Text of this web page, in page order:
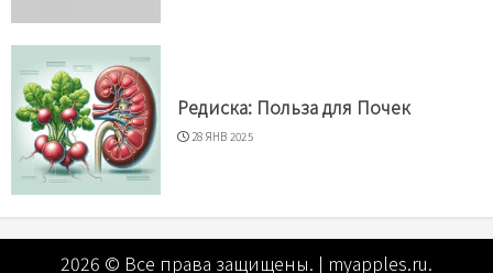
Редиска: Польза для Почек
28 ЯНВ 2025
2026 © Все права защищены. | myapples.ru.